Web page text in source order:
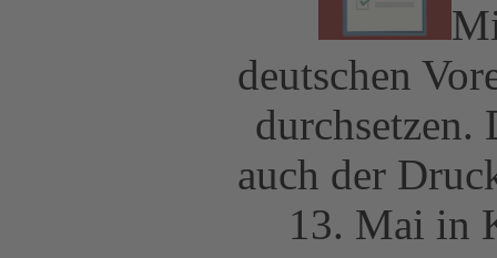
deutschen
durchsetzen.
auch der
13. Mai in